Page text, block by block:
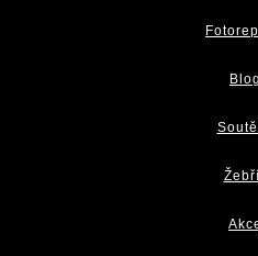
Blog